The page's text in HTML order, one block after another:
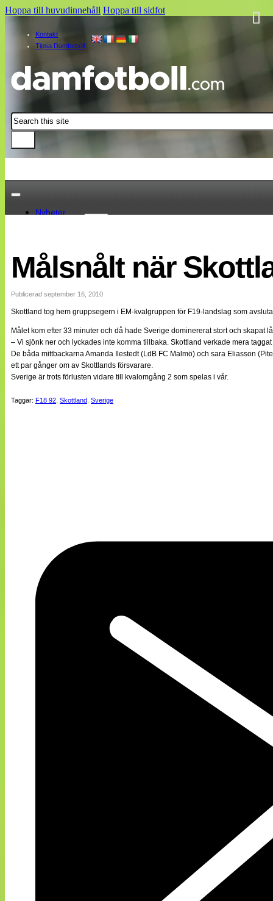
Hoppa till huvudinnehåll Hoppa till sidfot
Kontakt
Tipsa Damfotboll
Sök
Nyheter
Landslaget
EM 2013
Internationellt
Bildreportage
Bloggar
Lagen
Webb-TV
Medlemsbilder
Till klubbkassan
NÄTverket
Om oss
Målsnålt när
Publicerad september 16, 2010
Skottland tog hem gruppsegern i EM-kvalgruppen för F19-landslag som
Målet kom efter 33 minuter och då hade Sverige dominererat stort och
– Vi sjönk ner och lyckades inte komma tillbaka. Skottland verkade mera
De båda mittbackarna Amanda Ilestedt (LdB FC Malmö) och sara Eliasson
ett par gånger om av Skottlands försvarare.
Sverige är trots förlusten vidare till kvalomgång 2 som spelas i vår.
Taggar: F18 92 Skottland Sverige